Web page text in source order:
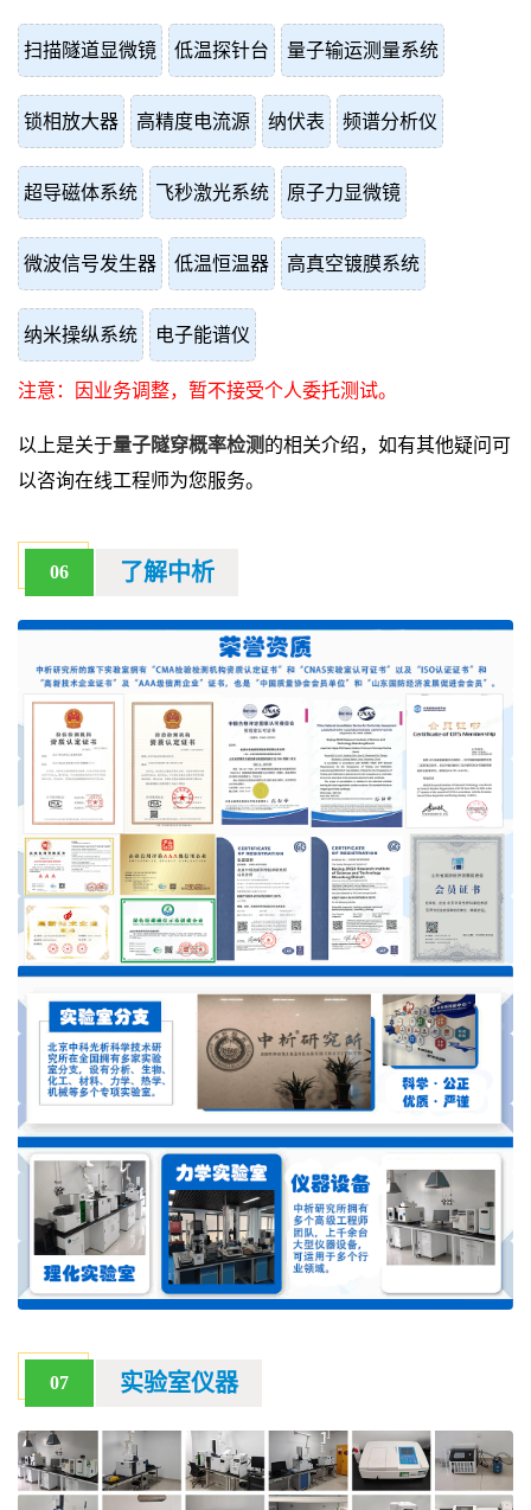
扫描隧道显微镜 低温探针台 量子输运测量系统
锁相放大器 高精度电流源 纳伏表 频谱分析仪
超导磁体系统 飞秒激光系统 原子力显微镜
微波信号发生器 低温恒温器 高真空镀膜系统
纳米操纵系统 电子能谱仪
注意：因业务调整，暂不接受个人委托测试。
以上是关于量子隧穿概率检测 的相关介绍，如有其他疑问可
以咨询在线工程师为您服务。
06 了解中析
07 实验室仪器